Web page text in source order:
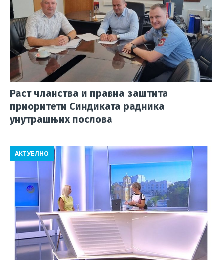
Раст чланства и правна заштита
приоритети Синдиката радника
унутрашњих послова
АКТУЕЛНО